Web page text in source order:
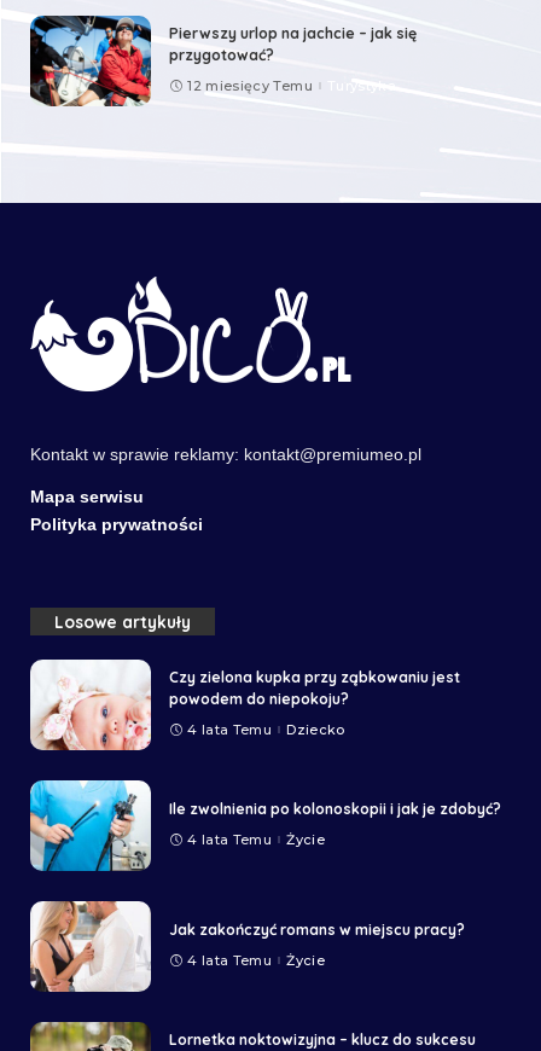
Pierwszy urlop na jachcie – jak się
przygotować?
12 miesięcy Temu
Kontakt w sprawie reklamy: kontakt@premiumeo.pl
Mapa serwisu
Polityka prywatności
Losowe artykuły
Czy zielona kupka przy ząbkowaniu jest
powodem do niepokoju?
4 lata Temu Dziecko
Ile zwolnienia po kolonoskopii i jak je zdobyć?
4 lata Temu Życie
Jak zakończyć romans w miejscu pracy?
4 lata Temu Życie
Lornetka noktowizyjna – klucz do sukcesu